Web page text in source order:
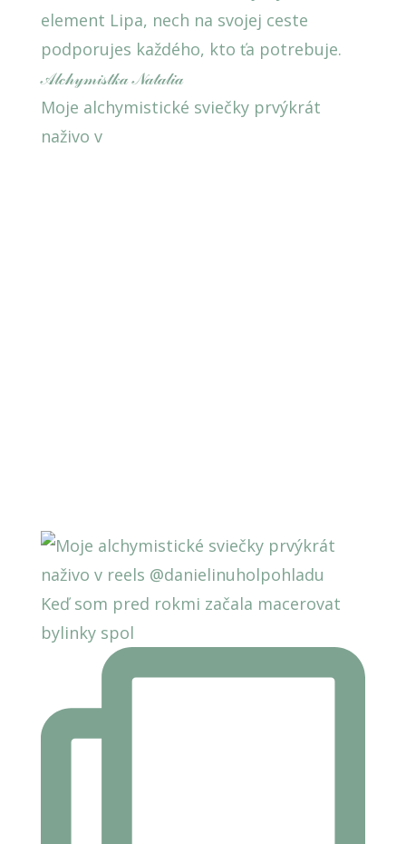
Moje alchymistické sviečky prvýkrát
naživo v
Keď som pred rokmi začala macerovat
bylinky spol